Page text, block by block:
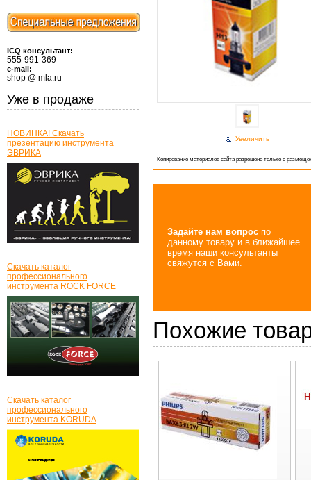
Увеличить
Копирование материалов сайта разрешено только с
Задайте нам вопрос по
данному товару и в ближайшее
время наши консультанты
свяжутся с Вами.
Похожие
ICQ консультант:
555-991-369
e-mail:
shop @ mla.ru
Уже в продаже
НОВИНКА! Скачать
презентацию инструмента
ЭВРИКА
Скачать каталог
профессионального
инструмента ROCK FORCE
Скачать каталог
профессионального
инструмента KORUDA